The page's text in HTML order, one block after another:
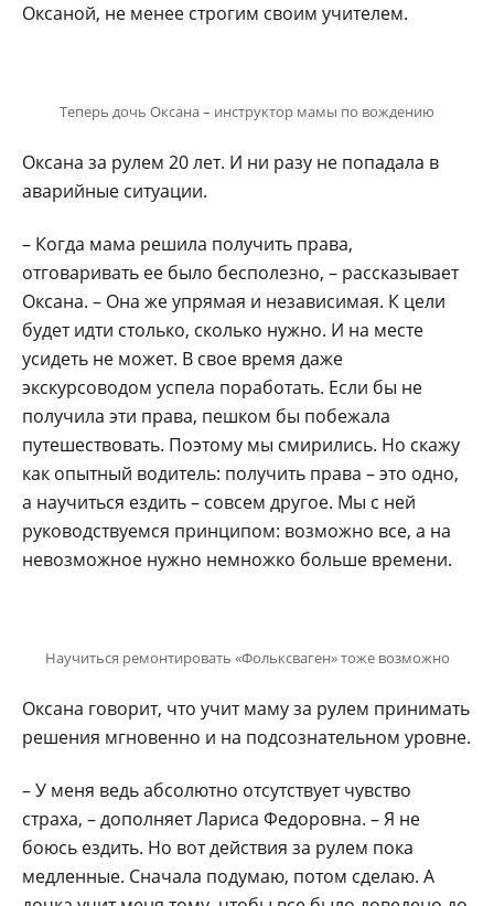
Оксаной, не менее строгим своим учителем.
Теперь дочь Оксана – инструктор мамы по вождению
Оксана за рулем 20 лет. И ни разу не попадала в
аварийные ситуации.
– Когда мама решила получить права,
отговаривать ее было бесполезно, – рассказывает
Оксана. – Она же упрямая и независимая. К цели
будет идти столько, сколько нужно. И на месте
усидеть не может. В свое время даже
экскурсоводом успела поработать. Если бы не
получила эти права, пешком бы побежала
путешествовать. Поэтому мы смирились. Но скажу
как опытный водитель: получить права – это одно,
а научиться ездить – совсем другое. Мы с ней
руководствуемся принципом: возможно все, а на
невозможное нужно немножко больше времени.
Научиться ремонтировать «Фольксваген» тоже возможно
Оксана говорит, что учит маму за рулем принимать
решения мгновенно и на подсознательном уровне.
– У меня ведь абсолютно отсутствует чувство
страха, – дополняет Лариса Федоровна. – Я не
боюсь ездить. Но вот действия за рулем пока
медленные. Сначала подумаю, потом сделаю. А